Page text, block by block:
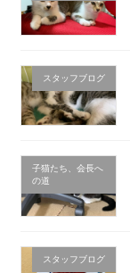
スタッフブログ
子猫たち、会長へ
の道
スタッフブログ